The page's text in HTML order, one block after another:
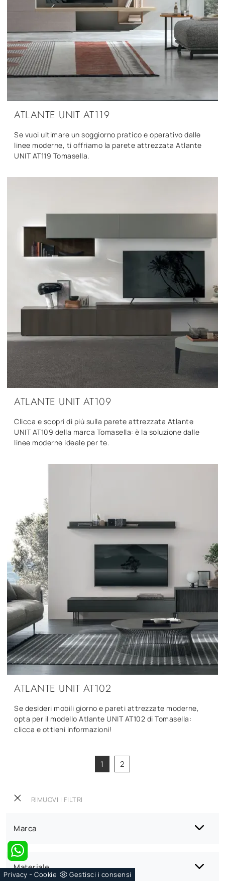
RIMUOVI I FILTRI
Marca
Materiale
ATLANTE UNIT AT119
Se vuoi ultimare un soggiorno pratico e operativo dalle
linee moderne, ti offriamo la parete attrezzata Atlante
UNIT AT119 Tomasella.
ATLANTE UNIT AT109
Clicca e scopri di più sulla parete attrezzata Atlante
UNIT AT109 della marca Tomasella: è la soluzione dalle
linee moderne ideale per te.
ATLANTE UNIT AT102
Se desideri mobili giorno e pareti attrezzate moderne,
opta per il modello Atlante UNIT AT102 di Tomasella:
clicca e ottieni informazioni!
1 2
Privacy - Cookie Gestisci i consensi